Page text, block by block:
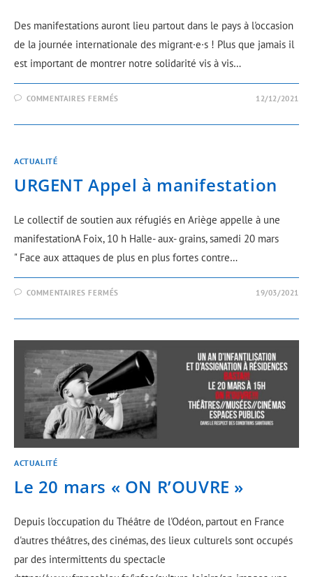
Des manifestations auront lieu partout dans le pays à l'occasion
de la journée internationale des migrant·e·s ! Plus que jamais il
est important de montrer notre solidarité vis à vis…
COMMENTAIRES FERMÉS 12/12/2021
ACTUALITÉ
URGENT Appel à manifestation
Le collectif de soutien aux réfugiés en Ariège appelle à une
manifestationA Foix, 10 h Halle- aux- grains, samedi 20 mars
" Face aux attaques de plus en plus fortes contre…
COMMENTAIRES FERMÉS 19/03/2021
ACTUALITÉ
Le 20 mars « ON R’OUVRE »
Depuis l'occupation du Théâtre de l'Odéon, partout en France
d'autres théâtres, des cinémas, des lieux culturels sont occupés
par des intermittents du spectacle